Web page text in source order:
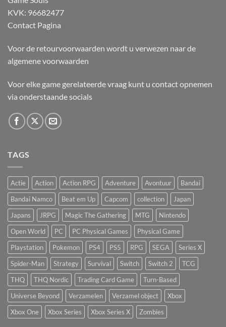
KVK: 96682477
Contact Pagina
Voor de retourvoorwaarden wordt u verwezen naar de
algemene voorwaarden
Voor elke game gerelateerde vraag kunt u contact opnemen
via onderstaande socials
TAGS
Actie Action Action RPG Adventure Avontuur
Bandai
Bandai Namco
Beat em Up Capcom collection
Japan
Japans
JRPG Magic The Gathering MTG
Nintendo
Open World
PC PC Physical Games
Physical Game
Playstation
Pokemon PS4 PS5 RPG SEGA
Series X
Spider-Man
Strategy Survival Switch Switch 2
TCG
THQ
THQ Nordic Trading Card Game
Turn-Based
Universe Beyond
Verzamelen Verzamel object
Xbox
Xbox One
Xbox Series Xbox Series X Zombies